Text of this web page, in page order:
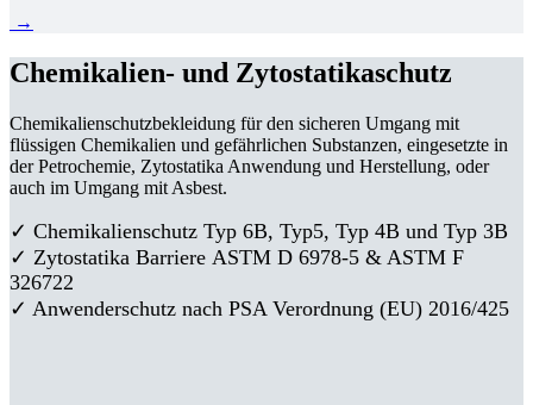
→
Chemikalien- und Zytostatikaschutz
Chemikalienschutzbekleidung für den sicheren Umgang mit
flüssigen Chemikalien und gefährlichen Substanzen, eingesetzte in
der Petrochemie, Zytostatika Anwendung und Herstellung, oder
auch im Umgang mit Asbest.
✓ Chemikalienschutz Typ 6B, Typ5, Typ 4B und Typ 3B
✓ Zytostatika Barriere ASTM D 6978-5 & ASTM F
326722
✓ Anwenderschutz nach PSA Verordnung (EU) 2016/425